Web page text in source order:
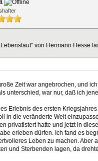
Lebenslauf" von Hermann Hesse
Zeit war angebrochen, und
unterschied, war nur, daß ich
Erlebnis des ersten
in die veränderte Welt
privatistert hatte und jetzt in
erleben dürfen. Ich fand es
Leben zu machen. Aber
und Sterbenden lagen, da